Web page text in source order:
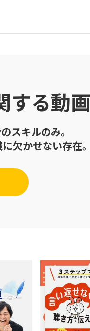
する動画
スキルのみ。
欠かせない存在。